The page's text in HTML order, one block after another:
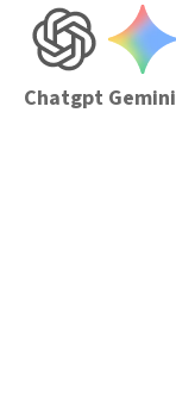
Chatgpt Gemini